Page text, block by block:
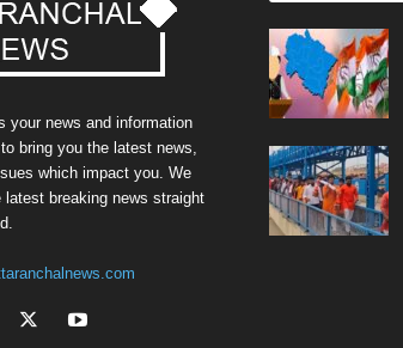
your news and information
bring you the latest news,
which impact you. We
breaking news straight